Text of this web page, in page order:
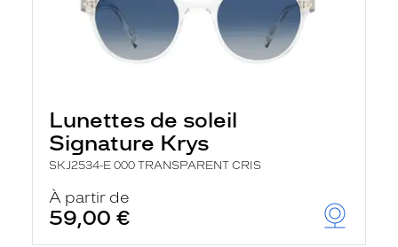
Lunettes de soleil
Signature Krys
SKJ2534-E 000 TRANSPARENT CRIS
À partir de
59,00 €